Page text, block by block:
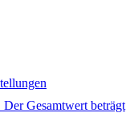
Gesamtwert beträgt